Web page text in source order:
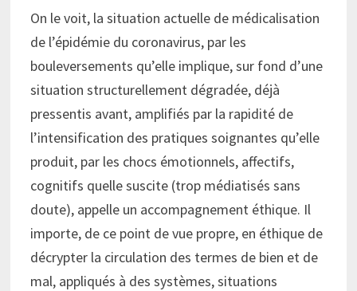
On le voit, la situation actuelle de médicalisation
de l’épidémie du coronavirus, par les
bouleversements qu’elle implique, sur fond d’une
situation structurellement dégradée, déjà
pressentis avant, amplifiés par la rapidité de
l’intensification des pratiques soignantes qu’elle
produit, par les chocs émotionnels, affectifs,
cognitifs quelle suscite (trop médiatisés sans
doute), appelle un accompagnement éthique. Il
importe, de ce point de vue propre, en éthique de
décrypter la circulation des termes de bien et de
mal, appliqués à des systèmes, situations